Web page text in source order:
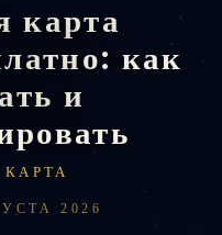
карта
как
и
2026